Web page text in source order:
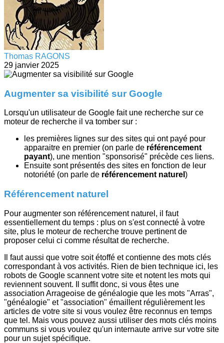
Thomas RAGONS
29 janvier 2025
Augmenter sa visibilité sur Google
Lorsqu'un utilisateur de Google fait une recherche sur ce
moteur de recherche il va tomber sur :
les premières lignes sur des sites qui ont payé pour
apparaitre en premier (on parle de référencement
payant), une mention "sponsorisé" précède ces liens.
Ensuite sont présentés des sites en fonction de leur
notoriété (on parle de référencement naturel )
Référencement naturel
Pour augmenter son référencement naturel, il faut
essentiellement du temps : plus on s'est connecté à votre
site, plus le moteur de recherche trouve pertinent de
proposer celui ci comme résultat de recherche.
Il faut aussi que votre soit étoffé et contienne des mots clés
correspondant à vos activités. Rien de bien technique ici, les
robots de Google scannent votre site et notent les mots qui
reviennent souvent. Il suffit donc, si vous êtes une
association Arrageoise de généalogie que les mots "Arras",
"généalogie" et "association" émaillent régulièrement les
articles de votre site si vous voulez être reconnus en temps
que tel. Mais vous pouvez aussi utiliser des mots clés moins
communs si vous voulez qu'un internaute arrive sur votre site
pour un sujet spécifique.